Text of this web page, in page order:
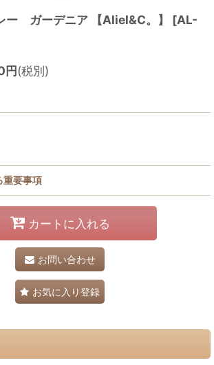
ー ガーデニア 【Aliel&C。】 [AL-
円(税別)
重要事項
カートに入れる
お問い合わせ
お気に入り登録